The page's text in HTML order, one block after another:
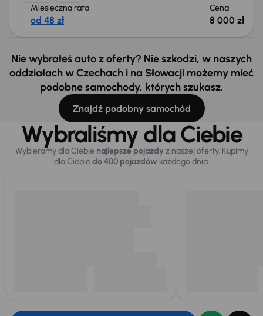
Miesięczna rata
od 48 zł
Cena
8 000 zł
Nie wybrałeś auto z oferty? Nie szkodzi, w naszych
oddziałach w Czechach i na Słowacji możemy mieć
podobne samochody, których szukasz.
Znajdź podobny samochód
Wybraliśmy dla Ciebie
Wybieramy dla Ciebie najlepsze pojazdy z naszej oferty. Kupimy
dla Ciebiedo 400 pojazdówkażdego dnia.